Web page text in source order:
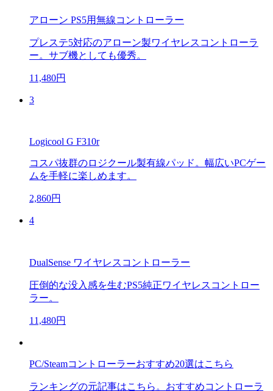
アローン PS5用無線コントローラー
プレステ5対応のアローン製ワイヤレスコントローラ
ー。サブ機としても優秀。
11,480円
3
Logicool G F310r
コスパ抜群のロジクール製有線パッド。幅広いPCゲー
ムを手軽に楽しめます。
2,860円
4
DualSense ワイヤレスコントローラー
圧倒的な没入感を生むPS5純正ワイヤレスコントロー
ラー。
11,480円
PC/Steamコントローラーおすすめ20選はこちら
ランキングの元記事はこちら。おすすめコントローラ